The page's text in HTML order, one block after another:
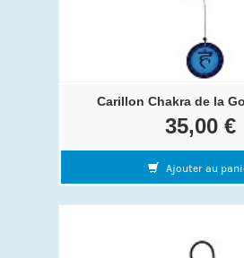
Carillon Chakra de la
35,00 €
Ajouter au